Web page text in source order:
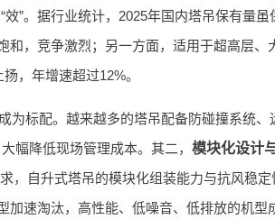
”。据行业统计，2025年国内塔吊保有量虽
和，竞争激烈；另一方面，适用于超高层、
，年增速超过12%。
为标配。越来越多的塔吊配备防碰撞系统、
幅降低现场管理成本。其二， 模块化设计
，自升式塔吊的模块化组装能力与抗风稳定
加速淘汰，高性能、低噪音、低排放的机型